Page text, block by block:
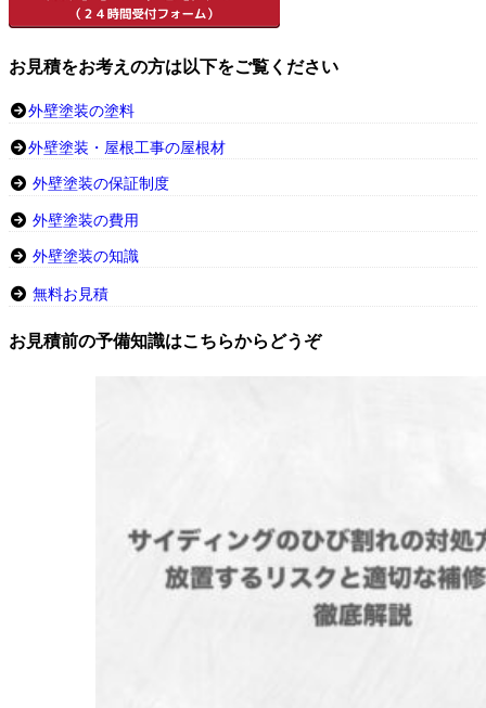
お見積をお考えの方は以下をご覧ください
外壁塗装の塗料
外壁塗装・屋根工事の屋根材
外壁塗装の保証制度
外壁塗装の費用
外壁塗装の知識
無料お見積
お見積前の予備知識はこちらからどうぞ